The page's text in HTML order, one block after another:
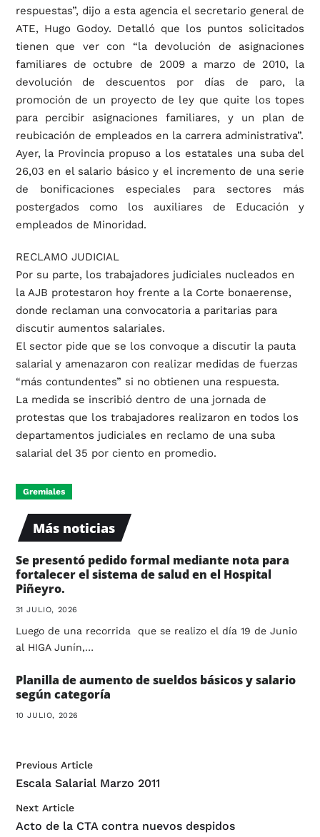
respuestas”, dijo a esta agencia el secretario general de
ATE, Hugo Godoy. Detalló que los puntos solicitados
tienen que ver con “la devolución de asignaciones
familiares de octubre de 2009 a marzo de 2010, la
devolución de descuentos por días de paro, la
promoción de un proyecto de ley que quite los topes
para percibir asignaciones familiares, y un plan de
reubicación de empleados en la carrera administrativa”.
Ayer, la Provincia propuso a los estatales una suba del
26,03 en el salario básico y el incremento de una serie
de bonificaciones especiales para sectores más
postergados como los auxiliares de Educación y
empleados de Minoridad.
RECLAMO JUDICIAL
Por su parte, los trabajadores judiciales nucleados en
la AJB protestaron hoy frente a la Corte bonaerense,
donde reclaman una convocatoria a paritarias para
discutir aumentos salariales.
El sector pide que se los convoque a discutir la pauta
salarial y amenazaron con realizar medidas de fuerzas
“más contundentes” si no obtienen una respuesta.
La medida se inscribió dentro de una jornada de
protestas que los trabajadores realizaron en todos los
departamentos judiciales en reclamo de una suba
salarial del 35 por ciento en promedio.
Gremiales
Más noticias
Se presentó pedido formal mediante nota para
fortalecer el sistema de salud en el Hospital
Piñeyro.
31 JULIO, 2026
Luego de una recorrida que se realizo el día 19 de Junio
al HIGA Junín,…
Planilla de aumento de sueldos básicos y salario
según categoría
10 JULIO, 2026
Previous Article
Escala Salarial Marzo 2011
Next Article
Acto de la CTA contra nuevos despidos